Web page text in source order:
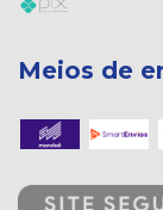
Meios de